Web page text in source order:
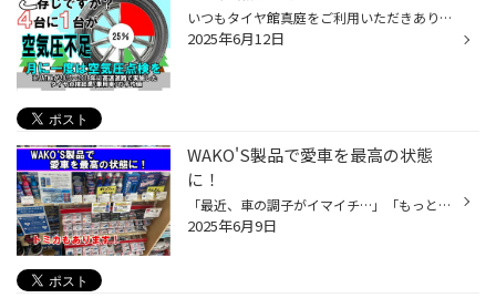
いつもタイヤ館真庭をご利用いただきありがとうございます 安心・安全のため、お出かけ前に空気圧点検されませんか？？？ 空気圧点検の重要性 タイヤの空気圧は、安全性や燃費に影響するため、定期的な点検が必要です。 空気圧が不足していると、タイヤの偏摩耗や燃費の悪化、最悪の場合バーストに...
2025年6月12日
WAKO'S製品で愛車を最高の状態
に！
「最近、車の調子がイマイチ…」「もっと長く、気持ちよく乗りたい！」 そんなあなたの愛車のお悩みに、WAKO'Sの高品質なケミカル製品がお応えします。 さらに、クルマ好きの心をくすぐるトミカも多数ご用意。 お子様から大人まで、ワクワクするような出会いがここにあります！ WAKO'S製品は、日々の...
2025年6月9日